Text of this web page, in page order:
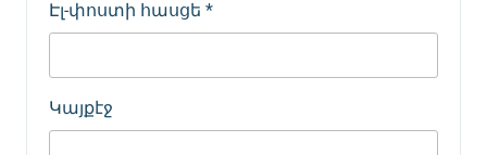
Էլ-փոստի հասցե *
Կայքէջ